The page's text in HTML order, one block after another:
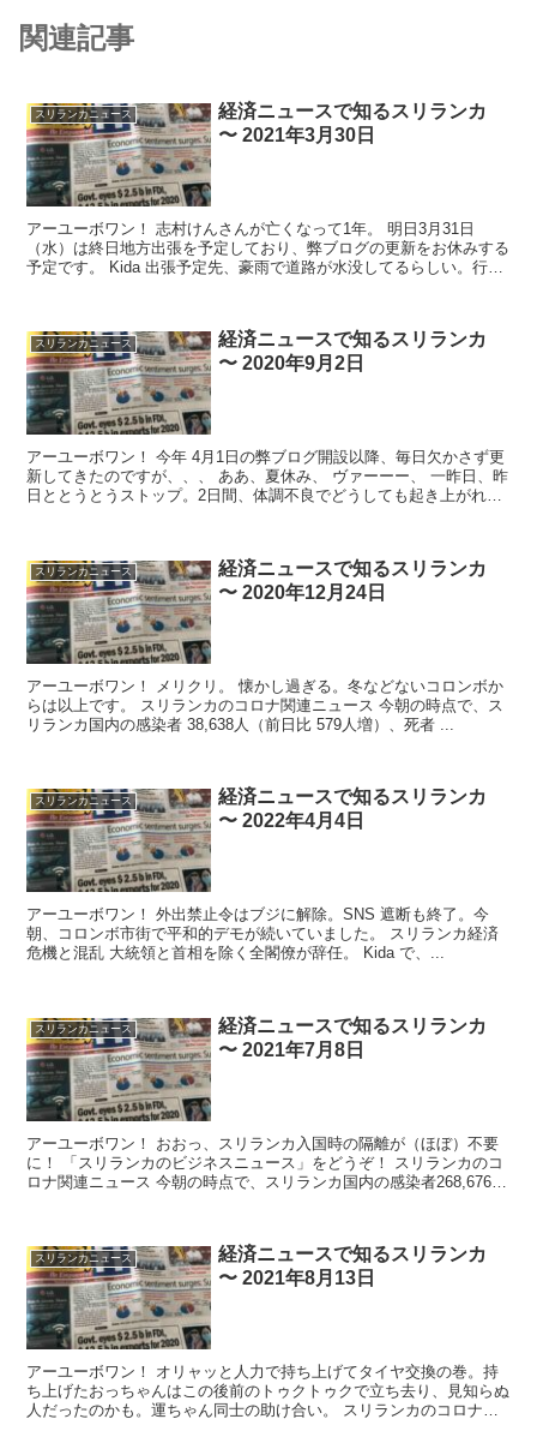
関連記事
スリランカニュース
経済ニュースで知るスリランカ
〜 2021年3月30日
アーユーボワン！ 志村けんさんが亡くなって1年。 明日3月31日
（水）は終日地方出張を予定しており、弊ブログの更新をお休みする
予定です。 Kida 出張予定先、豪雨で道路が水没してるらしい。行け
スリランカニュース
経済ニュースで知るスリランカ
〜 2020年9月2日
アーユーボワン！ 今年 4月1日の弊ブログ開設以降、毎日欠かさず更
新してきたのですが、、、 ああ、夏休み、 ヴァーーー、 一昨日、昨
日ととうとうストップ。2日間、体調不良でどうしても起き上がれま
スリランカニュース
経済ニュースで知るスリランカ
〜 2020年12月24日
アーユーボワン！ メリクリ。 懐かし過ぎる。冬などないコロンボか
らは以上です。 スリランカのコロナ関連ニュース 今朝の時点で、ス
リランカ国内の感染者 38,638人（前日比 579人増）、死者 ...
スリランカニュース
経済ニュースで知るスリランカ
〜 2022年4月4日
アーユーボワン！ 外出禁止令はブジに解除。SNS 遮断も終了。今
朝、コロンボ市街で平和的デモが続いていました。 スリランカ経済
危機と混乱 大統領と首相を除く全閣僚が辞任。 Kida で、...
スリランカニュース
経済ニュースで知るスリランカ
〜 2021年7月8日
アーユーボワン！ おおっ、スリランカ入国時の隔離が（ほぼ）不要
に！ 「スリランカのビジネスニュース」をどうぞ！ スリランカのコ
ロナ関連ニュース 今朝の時点で、スリランカ国内の感染者268,676人
スリランカニュース
経済ニュースで知るスリランカ
〜 2021年8月13日
アーユーボワン！ オリャッと人力で持ち上げてタイヤ交換の巻。持
ち上げたおっちゃんはこの後前のトゥクトゥクで立ち去り、見知らぬ
人だったのかも。運ちゃん同士の助け合い。 スリランカのコロナ関